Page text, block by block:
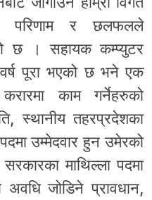
परिणाम र छलफलले
छ । सहायक कम्प्युटर
पूरा भएको छ भने एक
काम गर्नेहरुको
स्थानीय तहरप्रदेशका
उम्मेदवार हुन उमेरको
माथिल्ला पदमा
अवधि जोडिने प्रावधान,